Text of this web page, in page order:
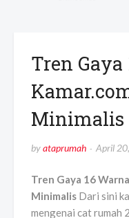
Tren Gaya
Minimalis
byataprumah April
Tren Gaya 16
Minimalis Dari sini
mengenai cat rumah